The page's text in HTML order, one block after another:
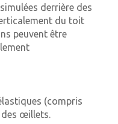
derrière des
du toit
peuvent être
(compris
des œillets.